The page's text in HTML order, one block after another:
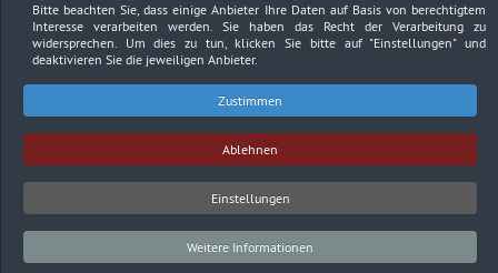
Impressum
Sachverständiger und Fachgutachter BDSF e.V..
Bitte beachten Sie, dass einige Anbieter Ihre Daten auf Basis von berechtigtem
Interesse verarbeiten werden. Sie haben das Recht der Verarbeitung zu
widersprechen. Um dies zu tun, klicken Sie bitte auf "Einstellungen"und
deaktivieren Sie die jeweiligen Anbieter.
Zustimmen
Ablehnen
Einstellungen
Weitere Informationen